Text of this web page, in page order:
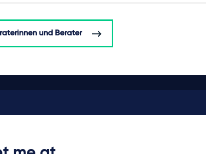
und Berater